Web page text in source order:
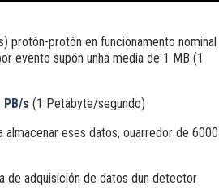
protón-protón en funcionamento nominal
evento supón unha media de 1 MB (1
PB/s (1 Petabyte/segundo)
eses datos, ouarredor de 6000
de adquisición de datos dun detector